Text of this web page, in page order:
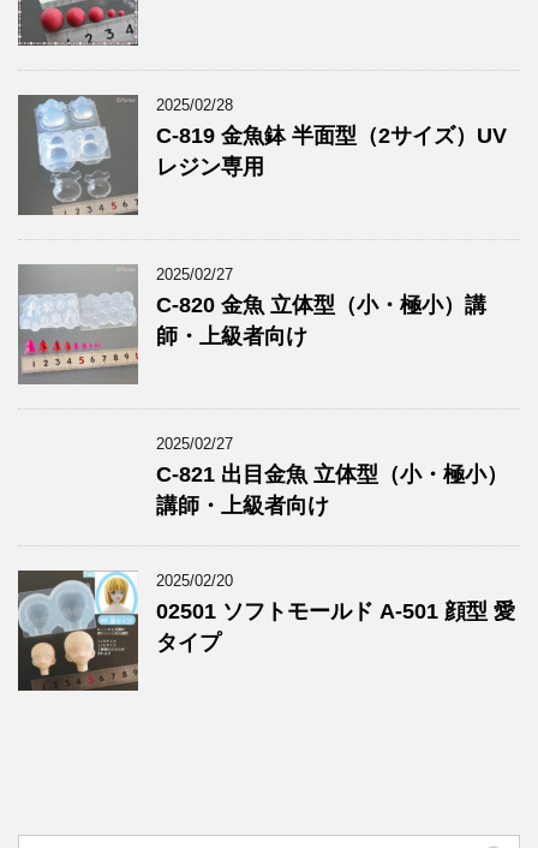
2025/02/28
C-819 金魚鉢 半面型（2サイズ）UV
レジン専用
2025/02/27
C-820 金魚 立体型（小・極小）講
師・上級者向け
2025/02/27
C-821 出目金魚 立体型（小・極小）
講師・上級者向け
2025/02/20
02501 ソフトモールド A-501 顔型 愛
タイプ